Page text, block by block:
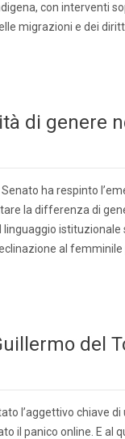
con interventi
migrazioni e dei
di genere
Senato ha respinto
la differenza di
istituzionale
al femminile
del
l’aggettivo chiave
il panico online. E al